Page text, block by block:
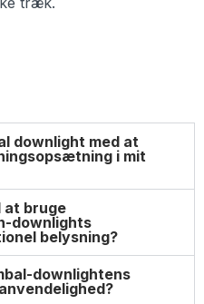
downlight med at
i mit
at bruge
downlights
belysning?
downlightens